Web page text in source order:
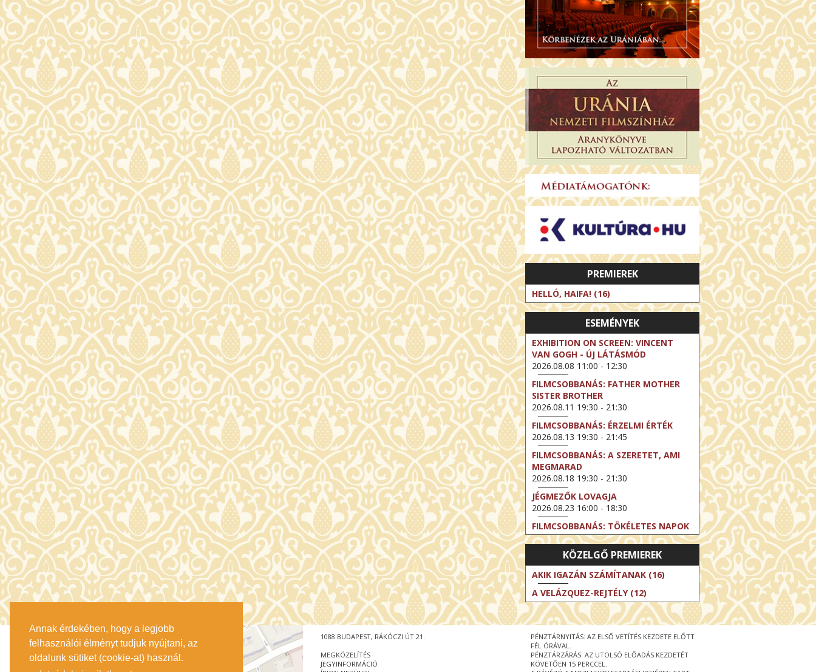
Annak érdekében, hogy a legjobb
felhasználói élményt tudjuk nyújtani, az
oldalunk sütiket (cookie-at) használ.
PREMIEREK
HELLÓ, HAIFA! (16)
ESEMÉNYEK
EXHIBITION ON SCREEN: VINCENT
VAN GOGH - ÚJ LÁTÁSMÓD
2026.08.08 11:00 - 12:30
FILMCSOBBANÁS: FATHER MOTHER
SISTER BROTHER
2026.08.11 19:30 - 21:30
FILMCSOBBANÁS: ÉRZELMI ÉRTÉK
2026.08.13 19:30 - 21:45
FILMCSOBBANÁS: A SZERETET, AMI
MEGMARAD
2026.08.18 19:30 - 21:30
JÉGMEZŐK LOVAGJA
2026.08.23 16:00 - 18:30
FILMCSOBBANÁS: TÖKÉLETES NAPOK
2026.08.25 19:30 - 21:45
FILMCSOBBANÁS: IFJÚSÁG
2026.08.27 19:30 - 21:30
EXHIBITION ON SCREEN: VINCENT
VAN GOGH - ÚJ LÁTÁSMÓD
2026.08.30 11:00 - 12:30
NT LIVE / DAVID IRELAND: THE FIFTH
STEP
2026.09.01 19:00 - 21:00
BERLIN ELESTE
KÖZELGŐ PREMIEREK
AKIK IGAZÁN SZÁMÍTANAK (16)
A VELÁZQUEZ-REJTÉLY (12)
PÉNZTÁRNYITÁS: AZ ELSŐ VETÍTÉS KEZDETE ELŐTT
FÉL ÓRÁVAL.
PÉNZTÁRZÁRÁS: AZ UTOLSÓ ELŐADÁS KEZDETÉT
KÖVETŐEN 15 PERCCEL.
1088 BUDAPEST, RÁKÓCZI ÚT 21.
MEGKÖZELÍTÉS
JEGYINFORMÁCIÓ